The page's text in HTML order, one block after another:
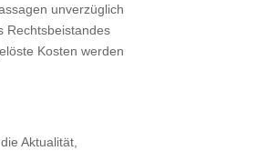
unverzüglich
Rechtsbeistandes
Kosten werden
Aktualität,